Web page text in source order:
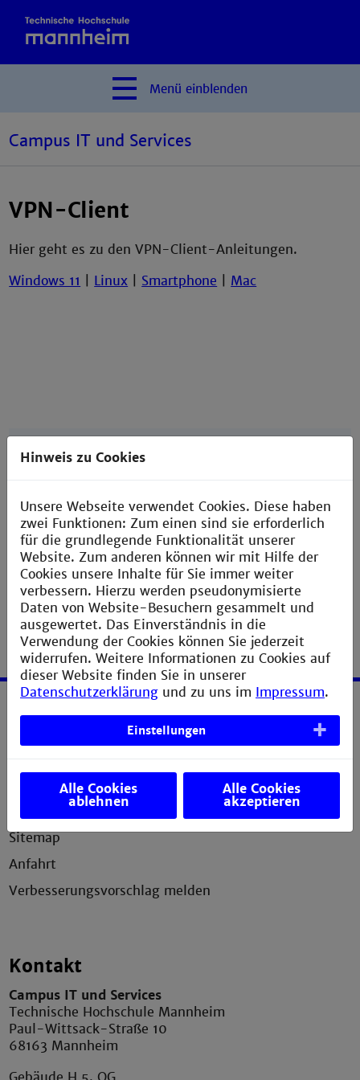
Menü einblenden
Campus IT und Services
VPN-Client
Hier geht es zu den VPN-Client-Anleitungen.
Windows 11
Linux Smartphone Mac
Wie bereits via E-Mail angekündigt, ist die
Verbindungsadresse zum VPN-Server auf
Bitte beachten Sie das beim Einrichten.
Unsere Anleitungen werden wir in den nächsten
Tagen entsprechend für Sie anpassen.
Service
Erklärung zur Barrierefreiheit
Datenschutzerklärung
Sitemap
Anfahrt
Verbesserungsvorschlag melden
Kontakt
Campus IT und Services
Technische Hochschule Mannheim
Paul-Wittsack-Straße 10
68163 Mannheim
Hinweis zu Cookies
Unsere Webseite verwendet Cookies. Diese haben
zwei Funktionen: Zum einen sind sie erforderlich
für die grundlegende Funktionalität unserer
Website. Zum anderen können wir mit Hilfe der
Cookies unsere Inhalte für Sie immer weiter
verbessern. Hierzu werden pseudonymisierte
Daten von Website-Besuchern gesammelt und
ausgewertet. Das Einverständnis in die
Verwendung der Cookies können Sie jederzeit
widerrufen. Weitere Informationen zu Cookies auf
dieser Website finden Sie in unserer
Datenschutzerklärung und zu uns im Impressum.
Einstellungen
Alle Cookies
ablehnen
Alle Cookies
akzeptieren